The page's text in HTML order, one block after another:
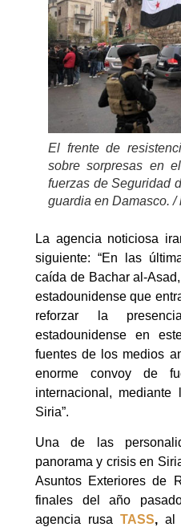
El frente de
sobre sorpresas en
fuerzas de Seguridad
guardia en Damasco. /
La agencia noticiosa
siguiente: “En las
caída de Bachar al-
estadounidense que
reforzar la
estadounidense en
fuentes de los medios
enorme convoy de
internacional,
Siria”.
Una de las
panorama y crisis en
Asuntos Exteriores de
finales del año
agencia rusa TASS,al